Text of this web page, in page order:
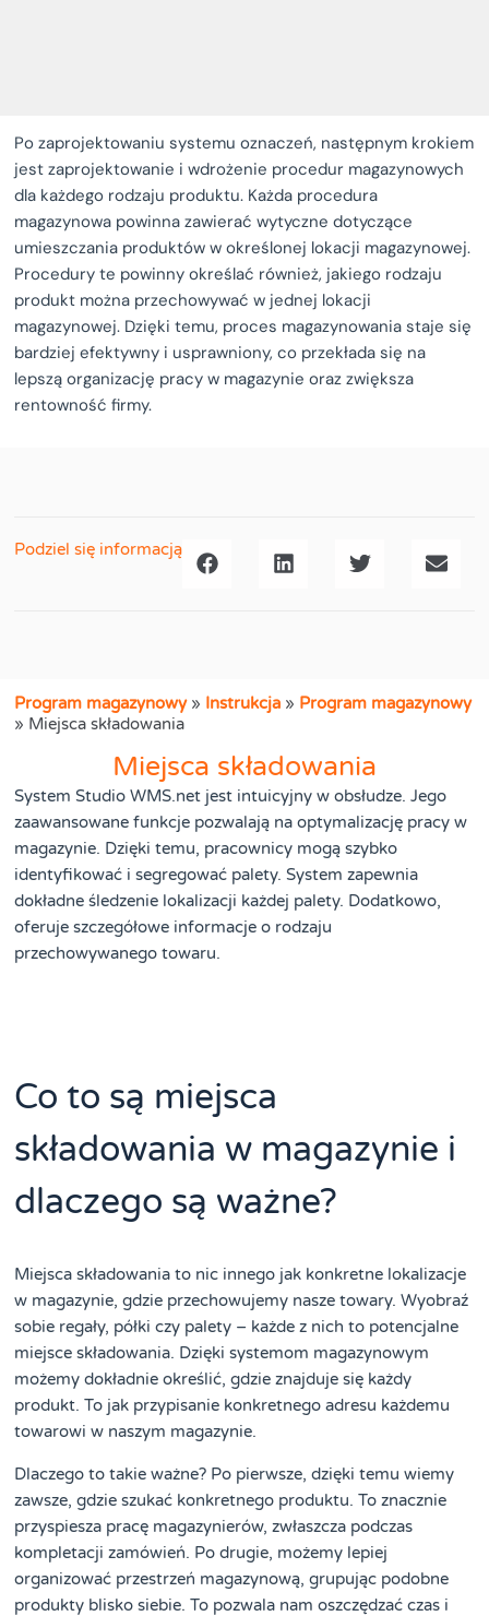
Po zaprojektowaniu systemu oznaczeń, następnym krokiem
jest zaprojektowanie i wdrożenie procedur magazynowych
dla każdego rodzaju produktu. Każda procedura
magazynowa powinna zawierać wytyczne dotyczące
umieszczania produktów w określonej lokacji magazynowej.
Procedury te powinny określać również, jakiego rodzaju
produkt można przechowywać w jednej lokacji
magazynowej. Dzięki temu, proces magazynowania staje się
bardziej efektywny i usprawniony, co przekłada się na
lepszą organizację pracy w magazynie oraz zwiększa
rentowność firmy.
Podziel się informacją
Program magazynowy» Instrukcja » Program magazynowy
» Miejsca składowania
Miejsca składowania
System Studio WMS.net jest intuicyjny w obsłudze. Jego
zaawansowane funkcje pozwalają na optymalizację pracy w
magazynie. Dzięki temu, pracownicy mogą szybko
identyfikować i segregować palety. System zapewnia
dokładne śledzenie lokalizacji każdej palety. Dodatkowo,
oferuje szczegółowe informacje o rodzaju
przechowywanego towaru.
Co to są miejsca
składowania w magazynie i
dlaczego są ważne?
Miejsca składowania to nic innego jak konkretne lokalizacje
w magazynie, gdzie przechowujemy nasze towary. Wyobraź
sobie regały, półki czy palety – każde z nich to potencjalne
miejsce składowania. Dzięki systemom magazynowym
możemy dokładnie określić, gdzie znajduje się każdy
produkt. To jak przypisanie konkretnego adresu każdemu
towarowi w naszym magazynie.
Dlaczego to takie ważne? Po pierwsze, dzięki temu wiemy
zawsze, gdzie szukać konkretnego produktu. To znacznie
przyspiesza pracę magazynierów, zwłaszcza podczas
kompletacji zamówień. Po drugie, możemy lepiej
organizować przestrzeń magazynową, grupując podobne
produkty blisko siebie. To pozwala nam oszczędzać czas i